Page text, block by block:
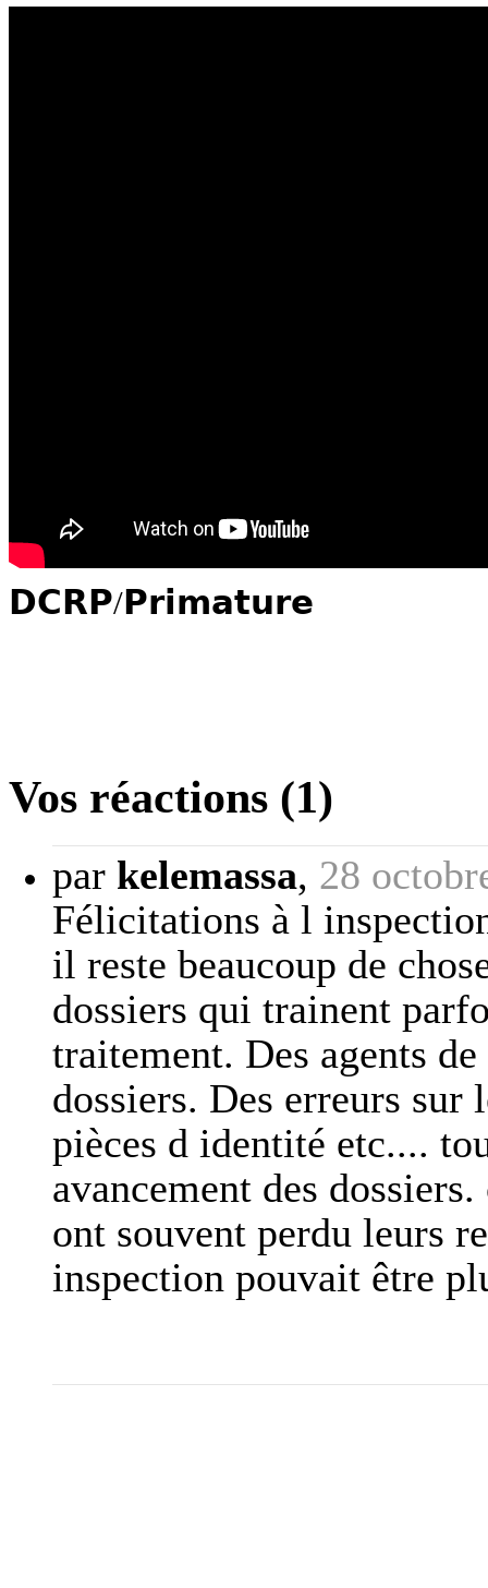
𝗗𝗖𝗥𝗣/𝗣𝗿𝗶𝗺𝗮𝘁𝘂𝗿𝗲
Vos réactions (1)
par kelemassa, 28
Félicitations à l
il reste beaucoup de
dossiers qui trainent
traitement. Des agents
dossiers. Des erreurs sur
pièces d identité etc....
avancement des
ont souvent perdu leurs
inspection pouvait être